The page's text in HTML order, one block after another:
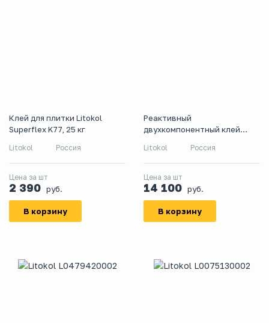
Клей для плитки Litokol
Superflex K77, 25 кг
Litokol Россия
Цена за шт
2 390 руб.
В корзину
Реактивный
двухкомпонентный клей
Litokol Россия
Цена за шт
14 100 руб.
В корзину